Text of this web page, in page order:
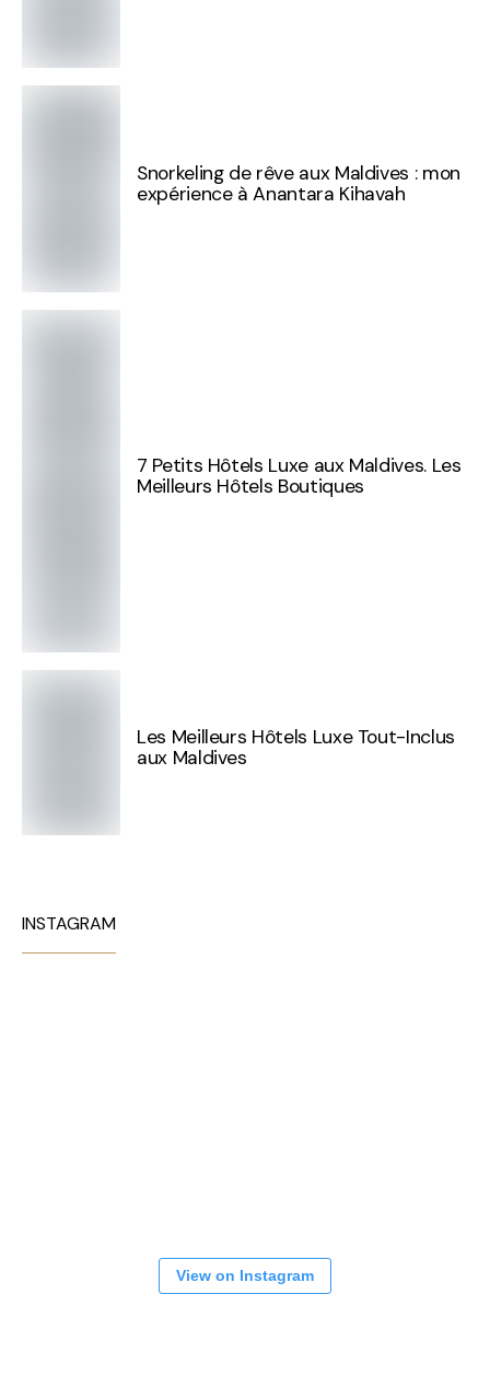
Snorkeling de rêve aux Maldives : mon
expérience à Anantara Kihavah
7 Petits Hôtels Luxe aux Maldives. Les
Meilleurs Hôtels Boutiques
Les Meilleurs Hôtels Luxe Tout-Inclus
aux Maldives
INSTAGRAM
View on Instagram